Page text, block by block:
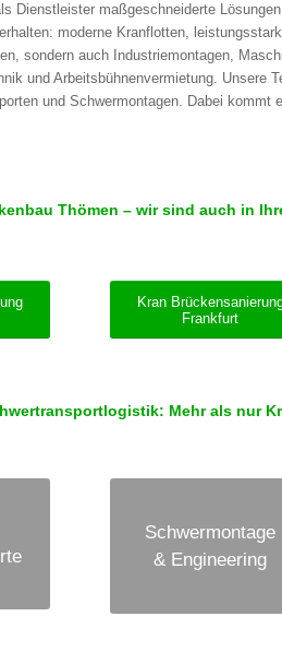
Dienstleister maßgeschneiderte
moderne Kranflotten,
sondern auch Industriemontagen,
und Arbeitsbühnenvermietung. Unsere
und Schwermontagen. Dabei kommt
Thömen – wir sind auch in
Kran
Frankfurt
Mehr als nur
Schwermontage
& Engineering